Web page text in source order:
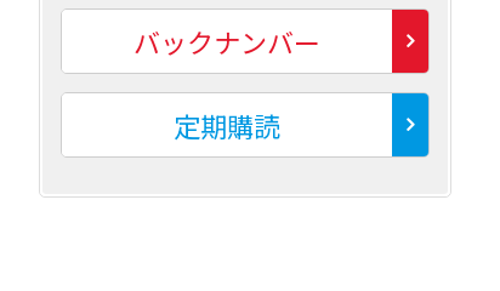
バックナンバー
定期購読